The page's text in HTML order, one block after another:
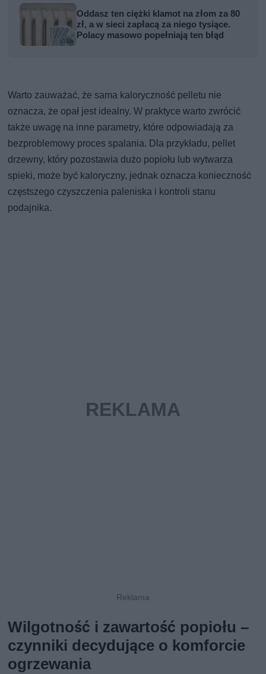
Oddasz ten ciężki klamot na złom za 80
zł, a w sieci zapłacą za niego tysiące.
Polacy masowo popełniają ten błąd
Warto zauważać, że sama kaloryczność pelletu nie
oznacza, że opał jest idealny. W praktyce warto zwrócić
także uwagę na inne parametry, które odpowiadają za
bezproblemowy proces spalania. Dla przykładu, pellet
drzewny, który pozostawia dużo popiołu lub wytwarza
spieki, może być kaloryczny, jednak oznacza konieczność
częstszego czyszczenia paleniska i kontroli stanu
podajnika.
Wilgotność i zawartość popiołu –
czynniki decydujące o komforcie
ogrzewania